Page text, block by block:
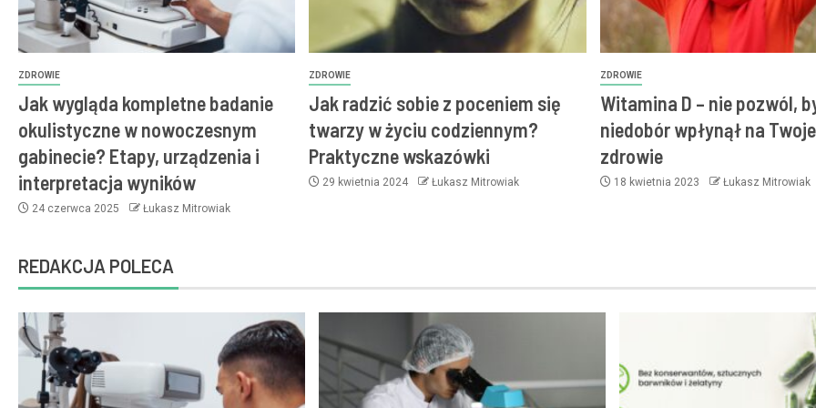
ZDROWIE
Jak wygląda kompletne badanie
okulistyczne w nowoczesnym
gabinecie? Etapy, urządzenia i
interpretacja wyników
24 czerwca 2025 Łukasz Mitrowiak
ZDROWIE
Jak radzić sobie z poceniem się
twarzy w życiu codziennym?
Praktyczne wskazówki
29 kwietnia 2024 Łukasz Mitrowiak
ZDROWIE
Witamina D – nie pozwól,
niedobór wpłynął na Twoje
zdrowie
18 kwietnia 2023 Łukasz Mitrowiak
REDAKCJA POLECA